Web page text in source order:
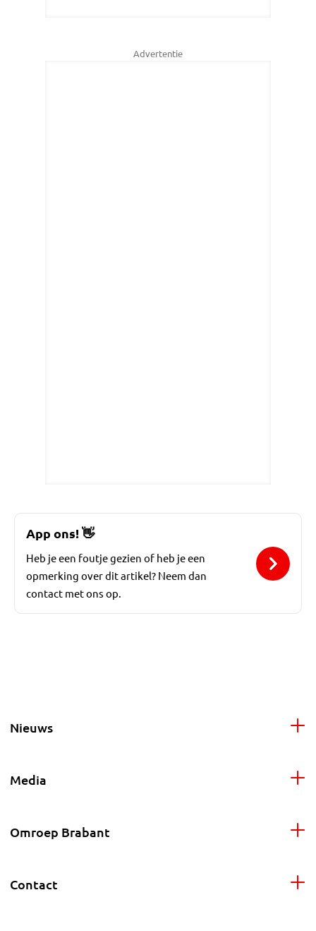
Advertentie
App ons!👋
Heb je een foutje gezien of heb je een
opmerking over dit artikel? Neem dan
contact met ons op.
Nieuws
Media
Omroep Brabant
Contact